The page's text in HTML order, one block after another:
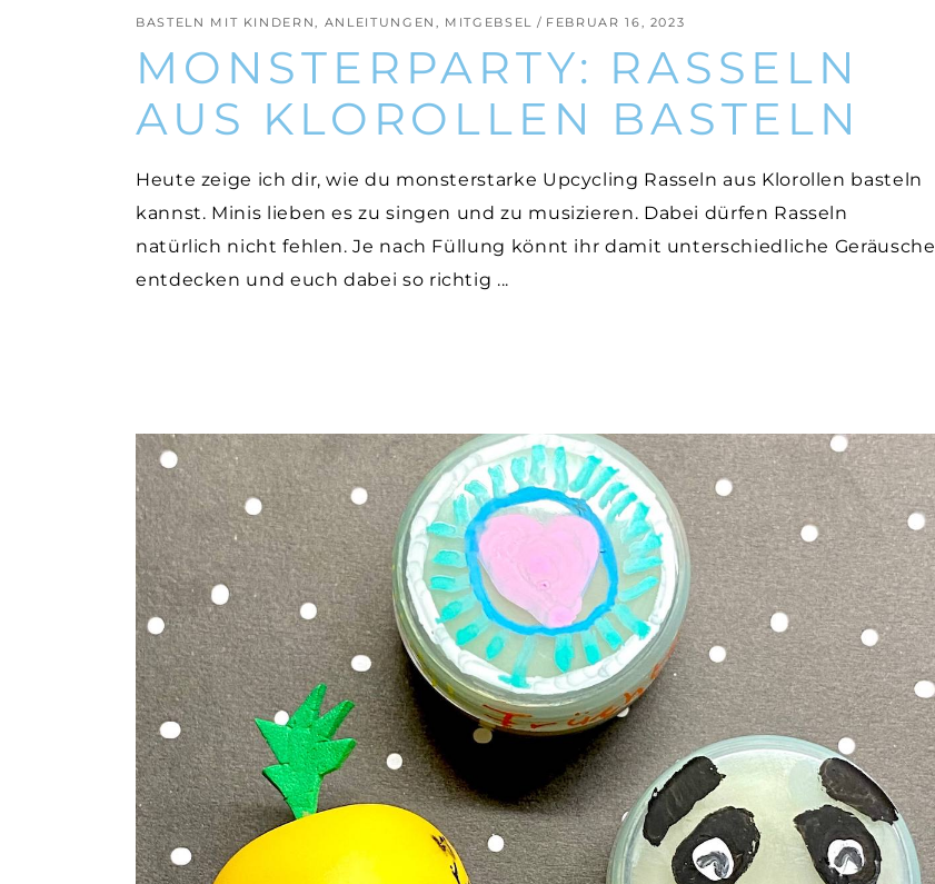
BASTELN MIT KINDERN, ANLEITUNGEN , MITGEBSEL FEBRUAR 16, 2023
MONSTERPARTY: RASSELN
AUS KLOROLLEN BASTELN
Heute zeige ich dir, wie du monsterstarke Upcycling Rasseln aus Klorollen basteln
kannst. Minis lieben es zu singen und zu musizieren. Dabei dürfen Rasseln
natürlich nicht fehlen. Je nach Füllung könnt ihr damit unterschiedliche Geräusche
entdecken und euch dabei so richtig